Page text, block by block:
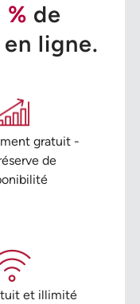
% de
ligne.
gratuit -
de
et illimité